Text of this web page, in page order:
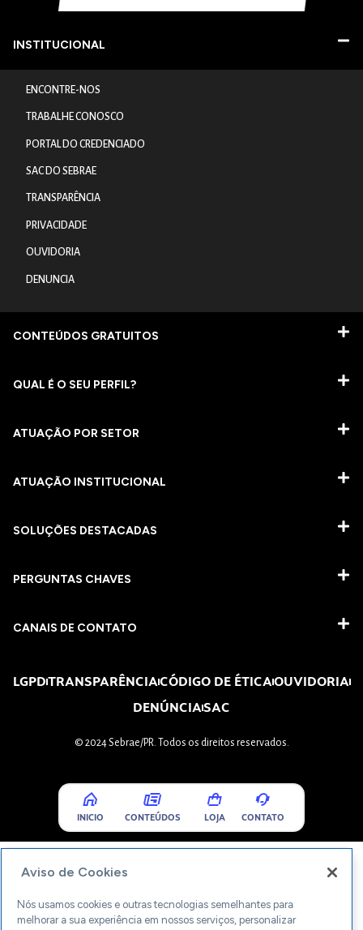
INSTITUCIONAL
ENCONTRE-NOS
TRABALHE CONOSCO
PORTAL DO CREDENCIADO
SAC DO SEBRAE
TRANSPARÊNCIA
PRIVACIDADE
OUVIDORIA
DENUNCIA
CONTEÚDOS GRATUITOS
QUAL É O SEU PERFIL?
ATUAÇÃO POR SETOR
ATUAÇÃO INSTITUCIONAL
SOLUÇÕES DESTACADAS
PERGUNTAS CHAVES​
CANAIS DE CONTATO
LGPDTRANSPARÊNCIACÓDIGO DE ÉTICAOUVIDORIA
DENÚNCIASAC
© 2024 Sebrae/PR. Todos os direitos reservados.
INICIO CONTEÚDOS LOJA CONTATO
Aviso de Cookies
Nós usamos cookies e outras tecnologias semelhantes para
melhorar a sua experiência em nossos serviços, personalizar